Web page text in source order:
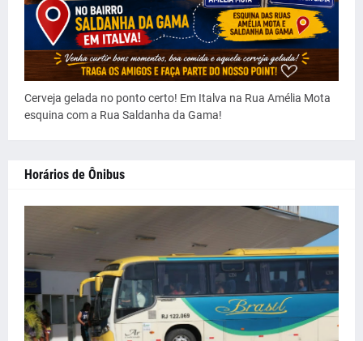
Cerveja gelada no ponto certo! Em Italva na Rua Amélia Mota
esquina com a Rua Saldanha da Gama!
Horários de Ônibus